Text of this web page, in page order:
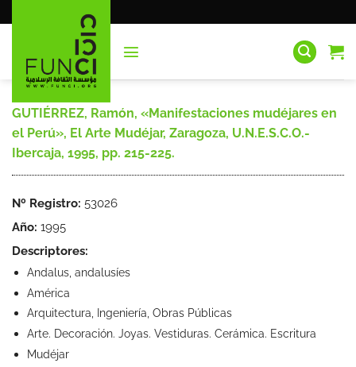
al
GUTIÉRREZ, Ramón, «Manifestaciones mudéjares en
el Perú», El Arte Mudéjar, Zaragoza, U.N.E.S.C.O.-
Ibercaja, 1995, pp. 215-225.
Nº Registro: 53026
Año: 1995
Descriptores:
Andalus, andalusíes
América
Arquitectura, Ingeniería, Obras Públicas
Arte. Decoración. Joyas. Vestiduras. Cerámica. Escritura
Mudéjar